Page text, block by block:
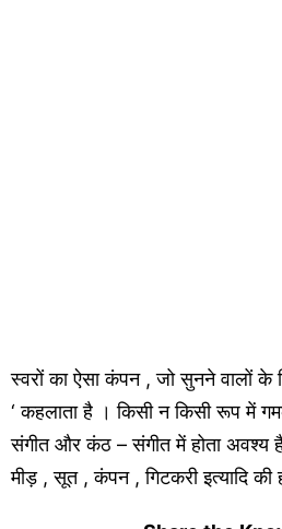
स्वरों का ऐसा कंपन , जो सुनने वालों के
‘ कहलाता है । किसी न किसी रूप में
संगीत और कंठ – संगीत में होता अवश्य
मीड़ , सूत , कंपन , गिटकरी इत्यादि